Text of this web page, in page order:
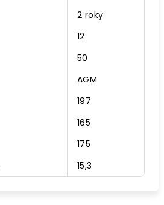
2 roky
12
50
AGM
197
165
175
15,3